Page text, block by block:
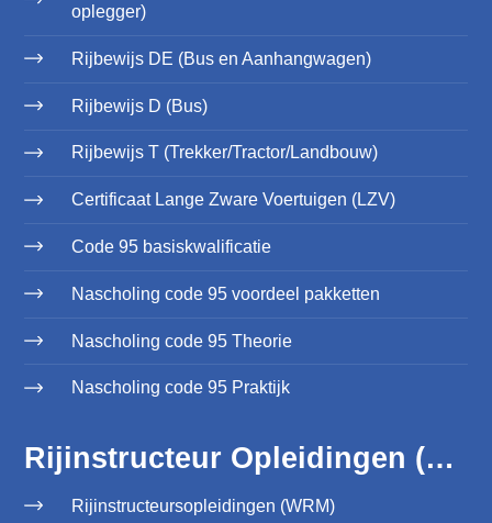
oplegger)
Rijbewijs DE (Bus en Aanhangwagen)
Rijbewijs D (Bus)
Rijbewijs T (Trekker/Tractor/Landbouw)
Certificaat Lange Zware Voertuigen (LZV)
Code 95 basiskwalificatie
Nascholing code 95 voordeel pakketten
Nascholing code 95 Theorie
Nascholing code 95 Praktijk
Rijinstructeur Opleidingen (WRM)
Rijinstructeursopleidingen (WRM)